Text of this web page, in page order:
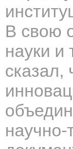
В свою
науки и
сказал,